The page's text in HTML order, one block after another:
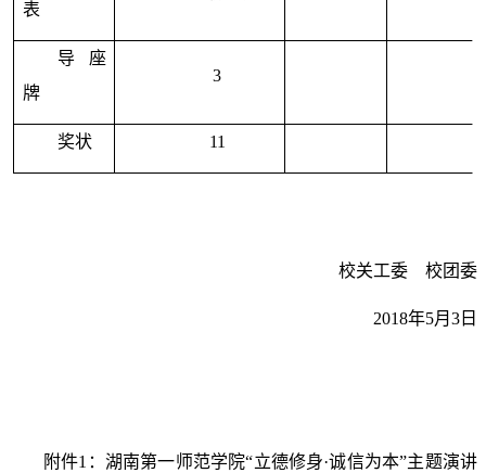
表
导座
牌
3
奖状 11
校关工委 校团委
2018年5月 3 日
附件1 ：湖南第一师范学院“立德修身·诚信为本”主题演讲